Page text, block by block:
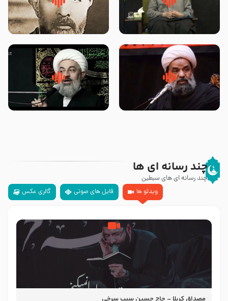
لقب حضرت رقیه سلام الله علیها به
چه معناست – حجت الاسلام علوی
روضه‌ی مجلس یزید ملعون و
اسارت اهل‌بیت علیهم‌السلام –
محدث زاده
سلام جوانی که امام حسین علیه
السلام خودش جوابش را دادند
زیارتی که اسباب رزق زیاد و عمر
طولانی است حجت السلام حسین
چند رسانه ای ها
چند رسانه ای های سبطین
ویدئو ها
فایل های صوتی گالری عکس
مصداق کربلا – حاج حسین سیب سرخی